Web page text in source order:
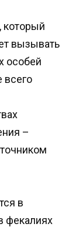
который
вызывать
особей
всего
–
в
фекалиях